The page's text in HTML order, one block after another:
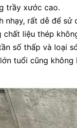
trầy xước cao.
nhạy, rất dễ để sử
liệu thép
số thấp và loại
tuổi cũng không